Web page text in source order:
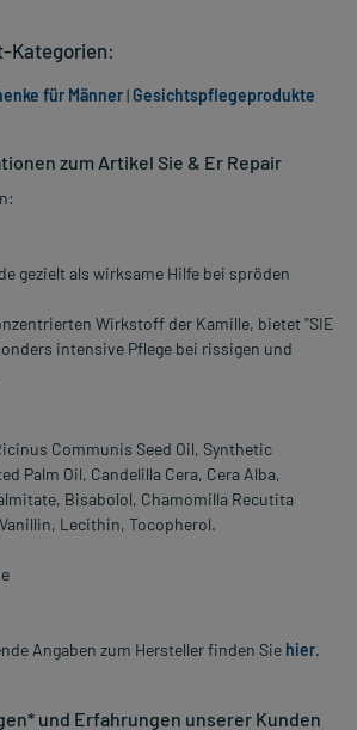
zum Artikel Sie & Er Repair
gezielt als wirksame Hilfe bei spröden
Wirkstoff der Kamille, bietet "SIE
intensive Pflege bei rissigen und
Communis Seed Oil, Synthetic
Palm Oil, Candelilla Cera, Cera Alba,
Bisabolol, Chamomilla Recutita
Lecithin, Tocopherol.
Angaben zum Hersteller finden Sie hier.
und Erfahrungen unserer Kunden
Kategorien:
für Männer|Gesichtspflegeprodukte